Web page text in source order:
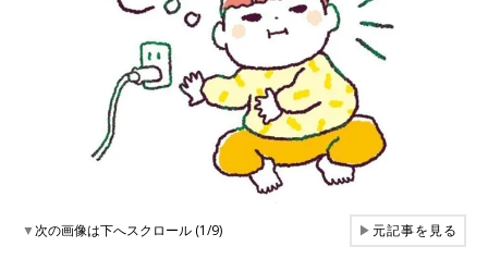
▼次の画像は下へスクロール (1/9) ▶元記事を見る